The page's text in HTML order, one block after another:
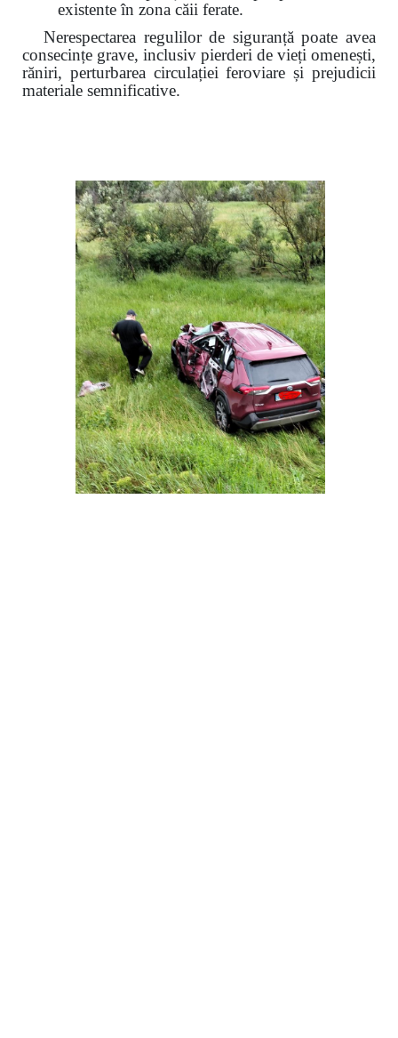
existente în zona căii ferate.
Nerespectarea regulilor de siguranță poate avea
consecințe grave, inclusiv pierderi de vieți omenești,
răniri, perturbarea circulației feroviare și prejudicii
materiale semnificative.